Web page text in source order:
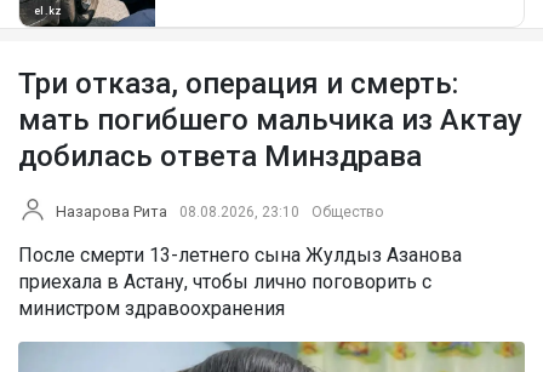
Три отказа, операция и смерть:
мать погибшего мальчика из Актау
добилась ответа Минздрава
Назарова Рита 08.08.2026, 23:10 Общество
После смерти 13-летнего сына Жулдыз Азанова
приехала в Астану, чтобы лично поговорить с
министром здравоохранения